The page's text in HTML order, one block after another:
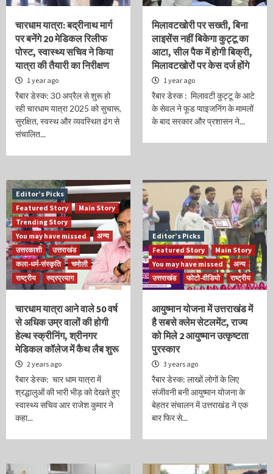
चारधाम यात्रा: बद्रीनाथ मार्ग
पर बनेंगे 20 मेडिकल रिलीफ
पोस्ट, स्वास्थ्य सचिव ने किया
यात्रा की तैयारी का निरीक्षण
1 year ago
रैबार डेस्क: 30 अप्रैल से शुरू हो
रही चारधाम यात्रा 2025 को सुचारू,
सुरक्षित, स्वस्थ और व्यवस्थित ढंग से
संचालित...
मिलावटखोरी पर सख्ती, बिना
लाइसेंस नहीं बिकेगा कुट्टू का
आटा, सील पैक में होगी बिक्री,
मिलावटखोरों पर केस दर्ज होंगे
1 year ago
रैबार डेस्क : मिलावटी कुट्टू के आटे
के सेवल ने फूड प्वाइजनिंग के मामलों
के बाद सरकार और प्रशासन ने...
Editor’s Picks
Featured Story
Main Story
Trending Story
You may have missed
अन्य
उत्तरकाशी
उत्तराखंड
कला-धर्म-संस्कृति
चमोली
राष्ट्रीय
रुद्रप्रयाग
चारधाम यात्रा आने वाले 50 वर्ष
से अधिक उम्र वालों की होगी
हेल्थ स्क्रीनिंग, श्रीनगर
मेडिकल कॉलेज में कैथ लैब शुरू
2 years ago
रैबार डेस्क: चार धाम यात्रा में
श्रद्धालुओं की भारी भीड़ को देखते हुए
स्वास्थ्य सचिव आर राजेश कुमार ने
कहा...
Editor’s Picks
Featured Story
Main Story
You may have missed
अन्य
उत्तराखंड
फोटो-वीडियो राष्ट्रीय
आयुष्मान योजना में उत्तराखंड में
है सबसे क्लेम सेटलमेंट, राज्य
को मिले 2 आयुष्मान उत्कृष्टता
पुरस्कार
3 years ago
रैबार डेस्क: लाखों लोगों के लिए
संजीवनी बनी आयुष्मान योजना के
बेहतर संचालन में उत्तराखंड ने एक
बार फिर से...